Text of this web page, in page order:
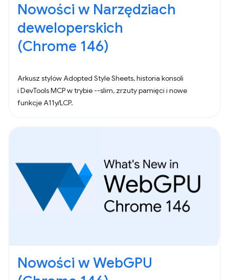
Nowości w Narzędziach
deweloperskich
(Chrome 146)
Arkusz stylów Adopted Style Sheets, historia konsoli
i DevTools MCP w trybie --slim, zrzuty pamięci i nowe
funkcje A11y/LCP.
Nowości w WebGPU